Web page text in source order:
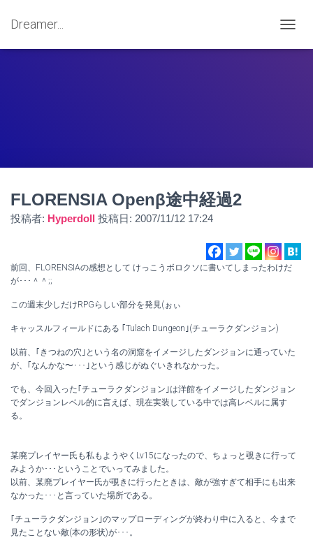
Dreamer...
ビ
替
FLORENSIA Openβ途中経過2
投稿者: Hyperdoll 投稿日: 2007/11/12 17:24
前回、FLORENSIAの感想として けっこうボロクソに書いてしまったわけだ
が･･･＾＾;;
この週末少しだけRPGらしい部分を発見(ぉぃ
キャッスルフィールドにある ｢Tulach Dungeon｣(チューラクダンジョン)
以前、｢きつねの穴｣という名の洞窟をイメージしたダンジョンに通っていた
が、｢なんかな〜･･･｣という感じがぬぐいきれなかった。
でも、今回入った｢チューラクダンジョン｣は洋館をイメージしたダンジョン
でダンジョンレベル的に言えば、現在実装している中では高レベルに属す
る。
某廃プレイヤー氏も私もようやくLv15になったので、ちょっと覗きに行って
みようか･･･ということでいってみました。
以前、某廃プレイヤー氏が覗きに行ったときは、敵が強すぎて相手にも出来
なかった･･･と言っていた場所である。
｢チューラクダンジョン｣のマップローディングが終わり中に入ると、今まで
見たことない敵(本の形状)が･･･。